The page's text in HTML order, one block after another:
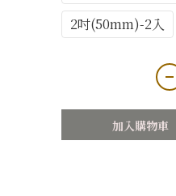
2吋(50mm)-2入
加入購物車